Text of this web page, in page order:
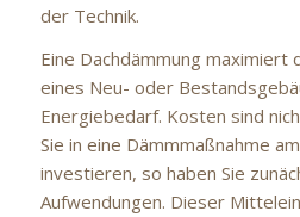
der Technik.
Eine Dachdämmung maximiert
eines Neu- oder
Energiebedarf. Kosten sind
Sie in eine Dämmmaßnahme
investieren, so haben Sie
Aufwendungen. Dieser